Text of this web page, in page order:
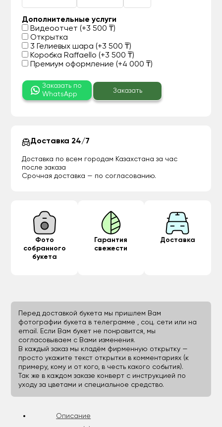
Дополнительные услуги
Видеоотчет (+3 500 ₸)
Открытка
3 Гелиевых шара (+3 500 ₸)
Коробка Raffaello (+3 500 ₸)
Премиум оформление (+4 000 ₸)
Заказать по
WhatsApp
Заказать
Доставка 24/7
Доставка по всем городам Казахстана за час
после заказа
Срочная доставка — по согласованию.
Фото
собранного
букета
Гарантия
свежести
Доставка
Перед доставкой букета мы пришлем Вам
фотографии букета в телеграмме , соц. сети или на
email. Если Вам букет не понравится, мы
согласовываем с Вами изменения.
В каждый заказ мы кладём фирменную открытку —
просто укажите текст открытки в комментариях (к
примеру, кому и от кого, в честь какого события).
Так же в каждом заказе конверт с инструкцией по
уходу за цветами и специальное средство.
Описание